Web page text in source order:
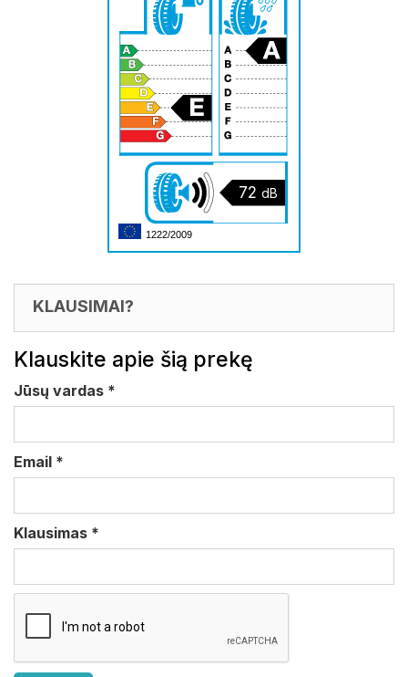
72 dB
1222/2009
KLAUSIMAI?
Klauskite apie šią prekę
Jūsų vardas *
Email *
Klausimas *